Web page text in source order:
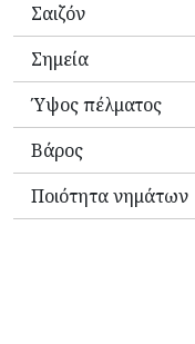
Σαιζόν
Σημεία
Ύψος πέλματος
Βάρος
Ποιότητα νημάτων